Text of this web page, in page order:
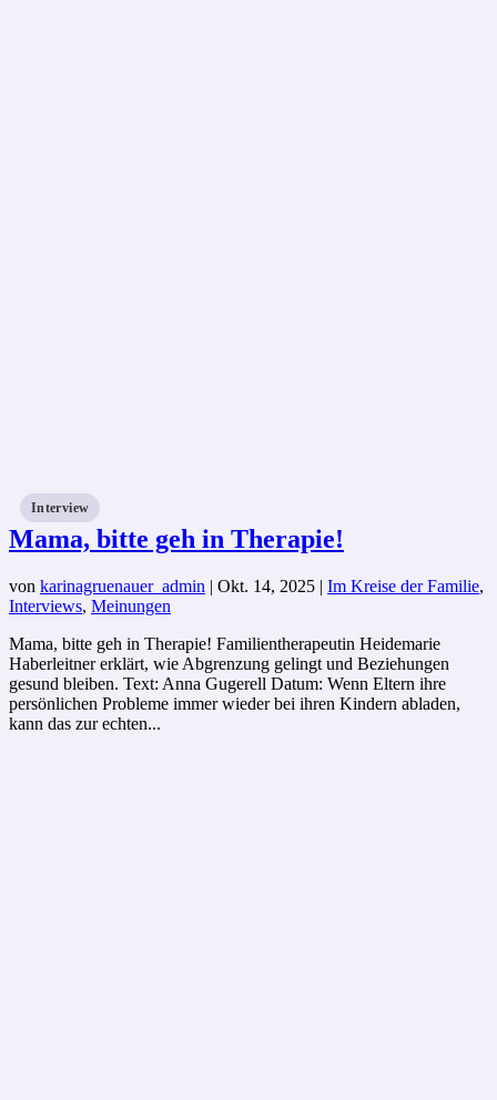
Interview
Mama, bitte geh in Therapie!
von karinagruenauer_admin | Okt. 14, 2025 | Im Kreise der Familie,
Interviews, Meinungen
Mama, bitte geh in Therapie! Familientherapeutin Heidemarie
Haberleitner erklärt, wie Abgrenzung gelingt und Beziehungen
gesund bleiben. Text: Anna Gugerell Datum: Wenn Eltern ihre
persönlichen Probleme immer wieder bei ihren Kindern abladen,
kann das zur echten...